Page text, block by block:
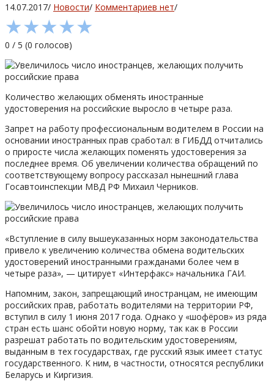
14.07.2017/ Новости/ Комментариев нет/
★★★★★
0 / 5 (0 голосов)
Количество желающих обменять иностранные
удостоверения на российские выросло в четыре раза.
Запрет на работу профессиональным водителем в России на
основании иностранных прав сработал: в ГИБДД отчитались
о приросте числа желающих поменять удостоверения за
последнее время. Об увеличении количества обращений по
соответствующему вопросу рассказал нынешний глава
Госавтоинспекции МВД РФ Михаил Черников.
«Вступление в силу вышеуказанных норм законодательства
привело к увеличению количества обмена водительских
удостоверений иностранными гражданами более чем в
четыре раза», — цитирует «Интерфакс» начальника ГАИ.
Напомним, закон, запрещающий иностранцам, не имеющим
российских прав, работать водителями на территории РФ,
вступил в силу 1 июня 2017 года. Однако у «шофёров» из ряда
стран есть шанс обойти новую норму, так как в России
разрешат работать по водительским удостоверениям,
выданным в тех государствах, где русский язык имеет статус
государственного. К ним, в частности, относятся республики
Беларусь и Киргизия.